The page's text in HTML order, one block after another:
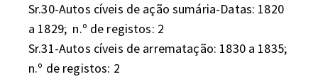
Sr.30-Autos cíveis de ação sumária-Datas: 1820
a 1829;  n.º de registos: 2
Sr.31-Autos cíveis de arrematação: 1830 a 1835;
n.º de registos: 2